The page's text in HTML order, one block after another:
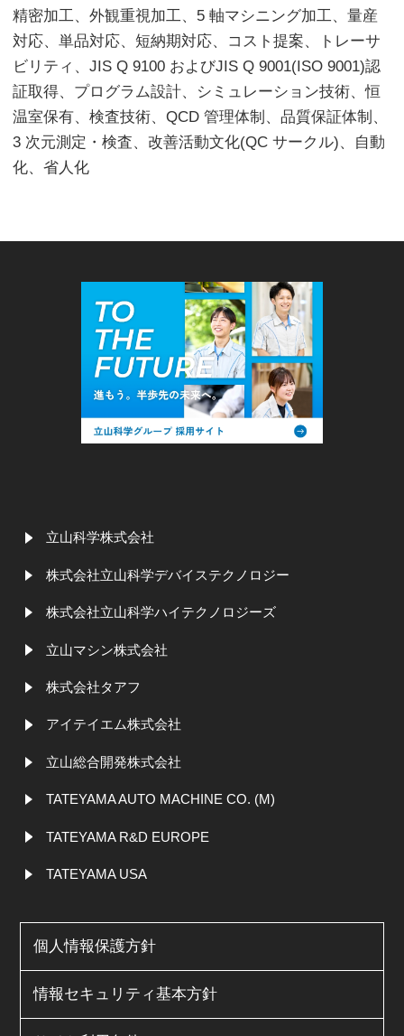
精密加工、外観重視加工、5 軸マシニング加工、量産
対応、単品対応、短納期対応、コスト提案、トレーサ
ビリティ、JIS Q 9100 およびJIS Q 9001(ISO 9001)認
証取得、プログラム設計、シミュレーション技術、恒
温室保有、検査技術、QCD 管理体制、品質保証体制、
3 次元測定・検査、改善活動文化(QC サークル)、自動
化、省人化
立山科学株式会社
株式会社立山科学デバイステクノロジー
株式会社立山科学ハイテクノロジーズ
立山マシン株式会社
株式会社タアフ
アイテイエム株式会社
立山総合開発株式会社
TATEYAMA AUTO MACHINE CO. (M)
TATEYAMA R&D EUROPE
TATEYAMA USA
個人情報保護方針
情報セキュリティ基本方針